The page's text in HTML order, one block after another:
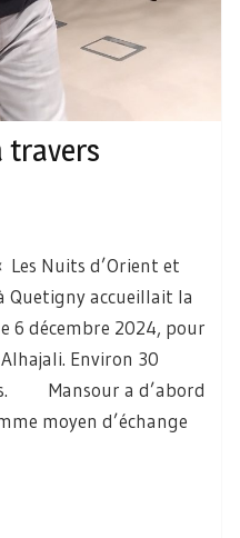
travers
Les Nuits d’Orient et
Quetigny accueillait la
6 décembre 2024, pour
Environ 30
Mansour a d’abord
moyen d’échange